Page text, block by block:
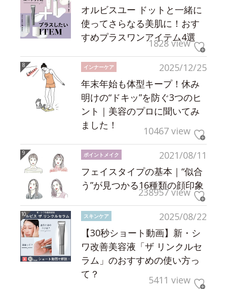
オルビスユー ドットと一緒に
使ってさらなる美肌に！おす
すめプラスワンアイテム4選
1828 view
2025/12/25
インナーケア
年末年始も体型キープ！休み
明けの“ドキッ”を防ぐ3つのヒ
ント｜美容のプロに聞いてみ
ました！
10467 view
2021/08/11
ポイントメイク
フェイスタイプの基本｜“似合
う”が見つかる16種類の顔印象
238957 view
2025/08/22
スキンケア
【30秒ショート動画】新・シ
ワ改善美容液「ザ リンクルセ
ラム」のおすすめの使い方っ
て？
5411 view